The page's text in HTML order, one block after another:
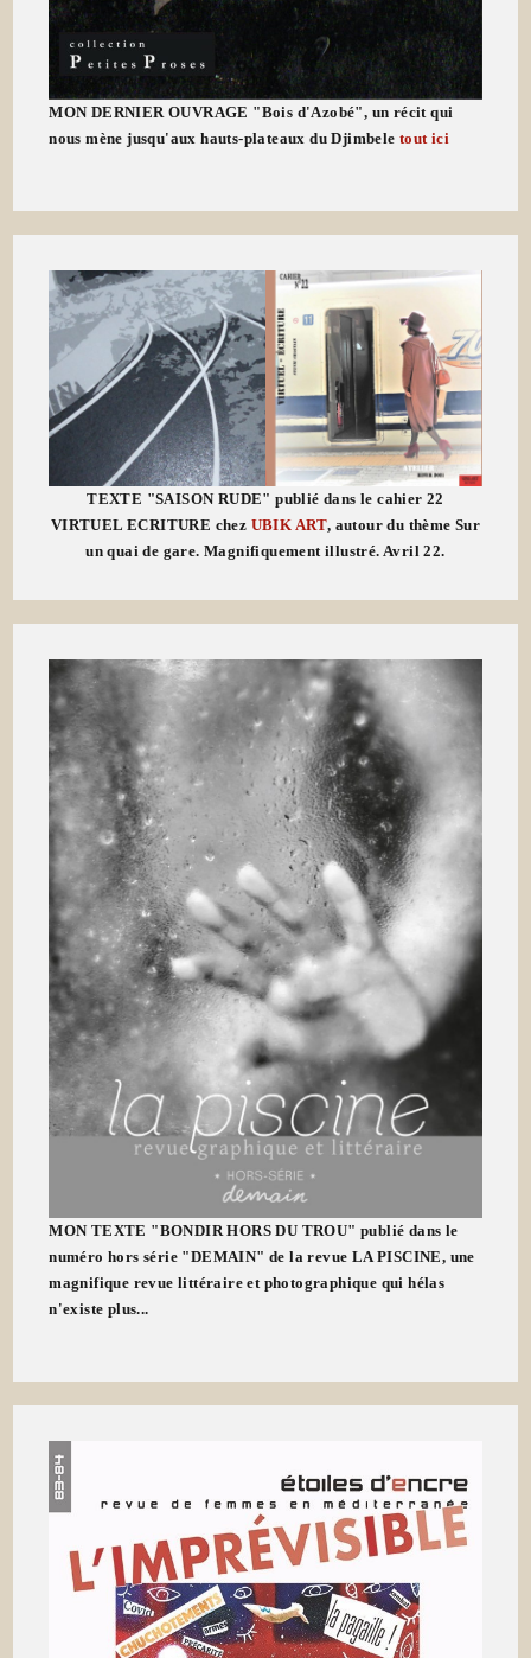
MON DERNIER OUVRAGE "Bois d'Azobé", un récit qui
nous mène jusqu'aux hauts-plateaux du Djimbeletout ici
TEXTE "SAISON RUDE" publié dans le cahier 22
VIRTUEL ECRITURE chez UBIK ART, autour du thème Sur
un quai de gare. Magnifiquement illustré. Avril 22.
MON TEXTE "BONDIR HORS DU TROU" publié dans le
numéro hors série "DEMAIN" de la revue LA PISCINE, une
magnifique revue littéraire et photographique qui hélas
n'existe plus...